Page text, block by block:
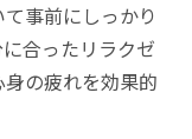
事前にしっかり
合ったリラクゼ
の疲れを効果的